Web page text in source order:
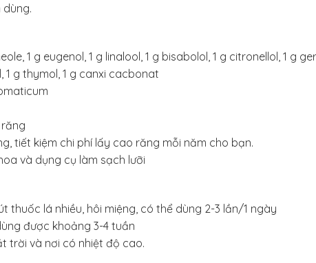
1 g eugenol, 1 g linalool, 1 g bisabolol, 1 g citronellol, 1 g
1 g thymol, 1 g canxi cacbonat
tiết kiệm chi phí lấy cao răng mỗi năm cho bạn.
và dụng cụ làm sạch lưỡi
thuốc lá nhiều, hôi miệng, có thể dùng 2-3 lần/1 ngày
được khoảng 3-4 tuần
trời và nơi có nhiệt độ cao.